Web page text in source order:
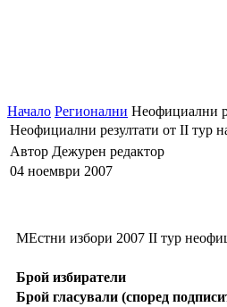
Начало Регионални Неофициални
Неофициални резултати от II тур
Автор Дежурен редактор
04 ноември 2007
МЕстни избори 2007 II тур
Брой избиратели
Брой гласували (според